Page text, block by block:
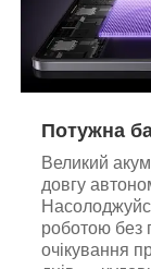
Потужна
Великий
довгу
роботою без
очікування